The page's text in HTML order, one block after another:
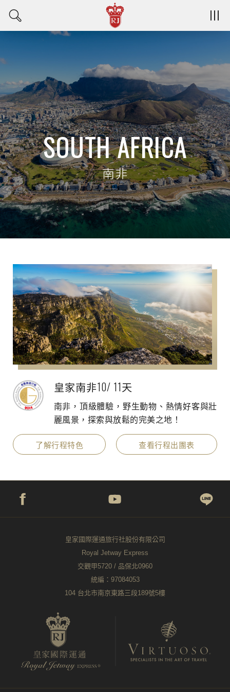
SOUTH AFRICA
南非
皇家南非10/ 11天
南非，頂級體驗，野生動物、熱情好客與壯
麗風景，探索與放鬆的完美之地！
了解行程特色 查看行程出團表
皇家國際運通旅行社股份有限公司
Royal Jetway Express
交觀甲5720 / 品保北0960
統編：97084053
104 台北市南京東路三段189號5樓